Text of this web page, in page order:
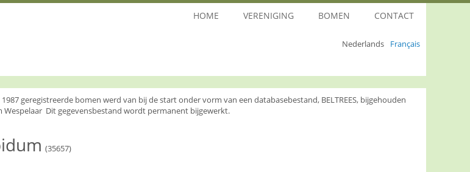
Nederlands Français
HOME VERENIGING BOMEN CONTACT
geregistreerde bomen werd van bij de start onder vorm van een databasebestand, BELTREES, bijgehouden
Dit gegevensbestand wordt permanent bijgewerkt.
(35657)